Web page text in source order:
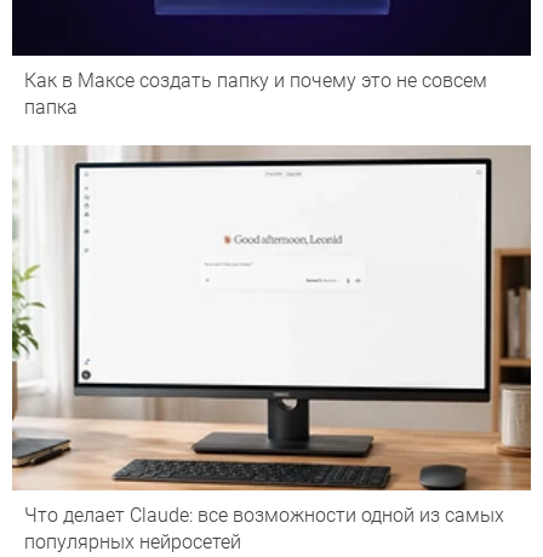
Как в Максе создать папку и почему это не совсем
папка
Что делает Сlaude: все возможности одной из самых
популярных нейросетей